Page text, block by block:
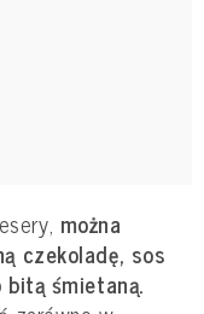
można
czekoladę, sos
śmietaną.